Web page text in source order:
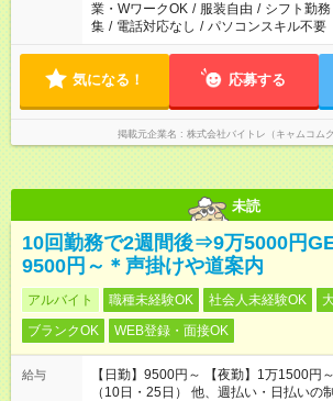
業・WワークOK / 服装自由 / シフト勤務
集 / 電話対応なし / パソコンスキル不要
気になる！ 応募する
掲載元企業名 株式会社バイトレ（キャムコムグ
未読
10回勤務で2週間後⇒9万5000円
9500円～＊声掛けや道案内
アルバイト 職種未経験OK 社会人未経験OK
ブランクOK
WEB登録・面接OK
給与
【日勤】9500円～ 【夜勤】1万1500円
（10日・25日） 他、週払い・日払いの